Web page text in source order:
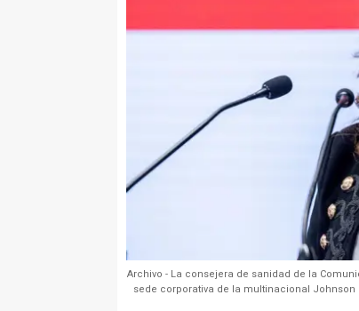
Archivo - La consejera de sanidad de la
sede corporativa de la multinacional Johnson